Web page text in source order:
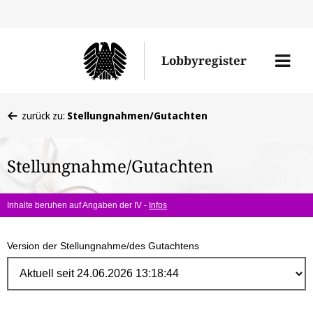
Lobbyregister
Menü
befinden
hier:
zurück zu: Stellungnahmen/Gutachten
Stellungnahme/Gutachten
Inhalte beruhen auf Angaben der IV - Infos
Version der Stellungnahme/des Gutachtens